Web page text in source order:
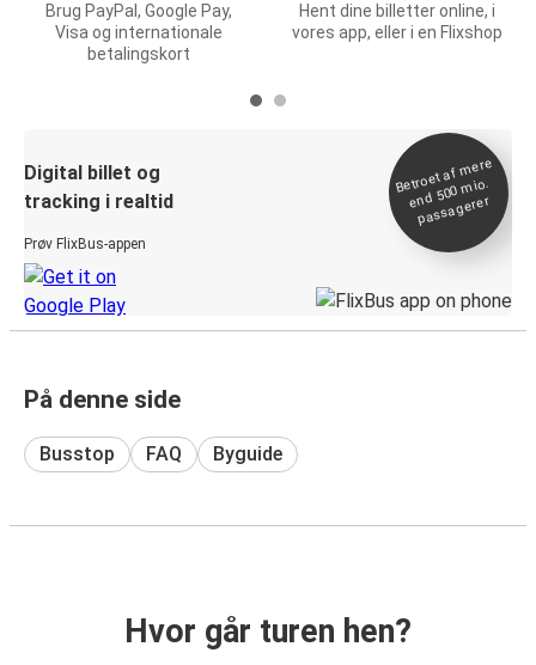
Brug PayPal, Google Pay,
Visa og internationale
betalingskort
Hent dine billetter online, i
vores app, eller i en Flixshop
Digital billet og
tracking i realtid
Prøv FlixBus-appen
Betroet af
mere
end 500
mio.
passagerer
På denne side
Busstop FAQ Byguide
Hvor går turen hen?